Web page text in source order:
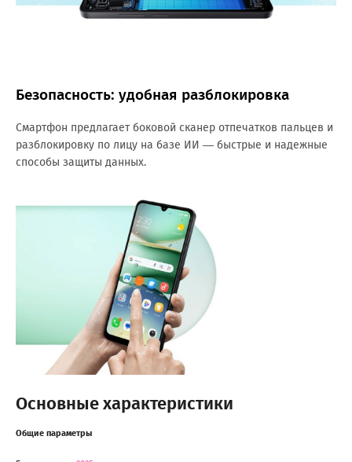
Безопасность: удобная разблокировка
Смартфон предлагает боковой сканер отпечатков пальцев и
разблокировку по лицу на базе ИИ — быстрые и надежные
способы защиты данных.
Основные характеристики
Общие параметры